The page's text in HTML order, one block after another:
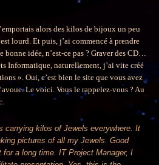
alors des kilos de bijoux un peu
lourd. Et puis, j’ai commencé à prendre
idée, n’est-ce pas ? Graver des CD…
Informatique, naturellement, j’ai vite créé
». Oui, c’est bien le site que vous avez
Le voici. Vous le rappelez-vous ? Au
carrying kilos of Jewels everywhere. It
pictures of all my Jewels. Good
a long time. IT Project Manager, I